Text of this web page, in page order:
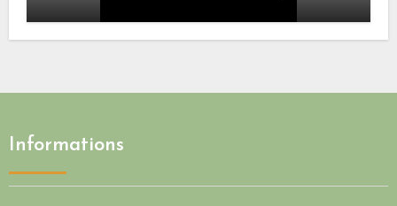
Informations